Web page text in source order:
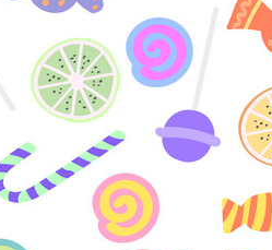
激勵Testnet，打开活动页面，自行儘
请获得更多！